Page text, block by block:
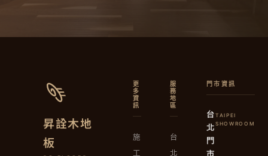
昇詮木地
板
更
多
資
訊
施
工
服
務
地
區
台
北
門市資訊
台
北
門
市
TAIPEI
SHOWROOM